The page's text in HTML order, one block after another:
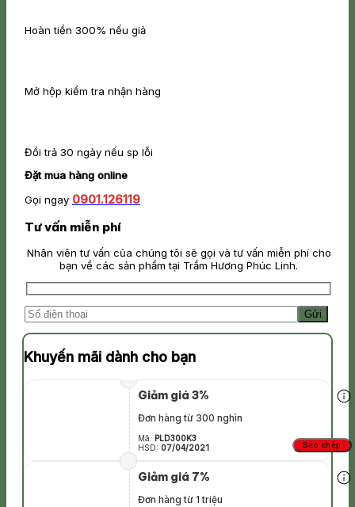
Hoàn tiền 300% nếu giả
Mở hộp kiểm tra nhận hàng
Đổi trả 30 ngày nếu sp lỗi
Đặt mua hàng online
Gọi ngay 0901.126119
Tư vấn miễn phí
Nhân viên tư vấn của chúng tôi sẽ gọi và tư vấn miễn phí cho
bạn về các sản phẩm tại Trầm Hương Phúc Linh.
Khuyến mãi dành cho bạn
Giảm giá 3%
Đơn hàng từ 300 nghìn
Mã: PLD300K3
HSD: 07/04/2021 Sao chép
Giảm giá 7%
Đơn hàng từ 1 triệu